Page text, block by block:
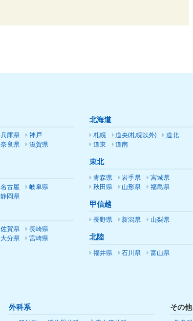
兵庫県
神戸
奈良県
滋賀県
名古屋
岐阜県
静岡県
佐賀県
長崎県
大分県
宮崎県
北海道
札幌 道央(札幌以外)
道北
道東
道南
東北
青森県 岩手県
宮城県
秋田県
山形県 福島県
甲信越
長野県 新潟県 山梨県
北陸
福井県 石川県 富山県
外科系 その他